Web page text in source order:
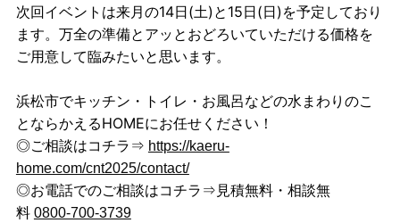
次回イベントは来月の14日(土)と15日(日)を予定しており
ます。万全の準備とアッとおどろいていただける価格を
ご用意して臨みたいと思います。
浜松市でキッチン・トイレ・お風呂などの水まわりのこ
とならかえるHOMEにお任せください！
◎ご相談はコチラ⇒ https://kaeru-
home.com/cnt2025/contact/
◎お電話でのご相談はコチラ⇒見積無料・相談無
料 0800-700-3739